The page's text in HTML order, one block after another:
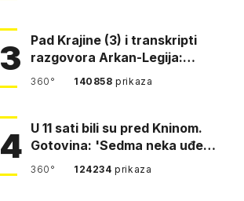
3
Pad Krajine (3) i transkripti
razgovora Arkan-Legija:
'Čujem, prelazite ustašam…
360° 140858prikaza
4 U 11 sati bili su pred Kninom.
Gotovina: 'Sedma neka uđe,
4. gardijska neka g…
360° 124234prikaza